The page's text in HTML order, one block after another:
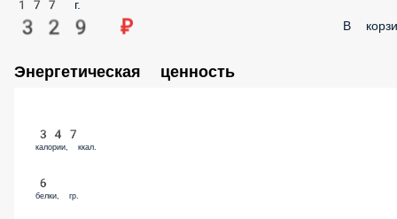
177 г.
329 ₽ В
Энергетическая ценность
347
калории, ккал.
6
белки, гр.